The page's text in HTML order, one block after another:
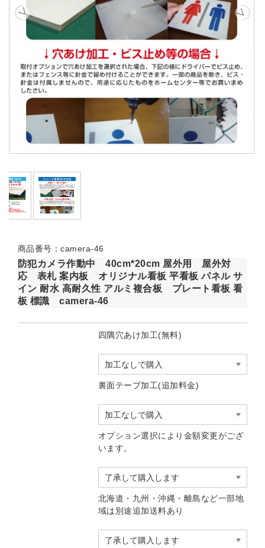
商品番号：camera-46
防犯カメラ作動中 40cm*20cm 屋外用 屋外対
応 表札 案内板 オリジナル看板 平看板 パネル サ
イン 耐水 高耐久性 アルミ複合板 プレート看板 看
板 標識 camera-46
四隅穴あけ加工(無料)
裏面テープ加工(追加料金)
オプション選択により金額変更がござ
います。
北海道・九州・沖縄・離島など一部地
域は別途追加送料あり